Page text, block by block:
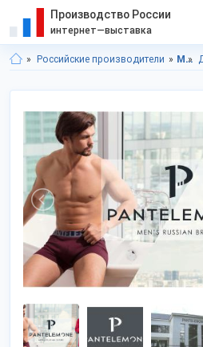
Производство России
интернет—выставка
Российские производители Московская область